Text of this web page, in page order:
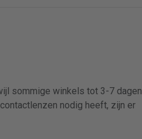
sommige winkels tot 3-7 dagen
nodig heeft, zijn er